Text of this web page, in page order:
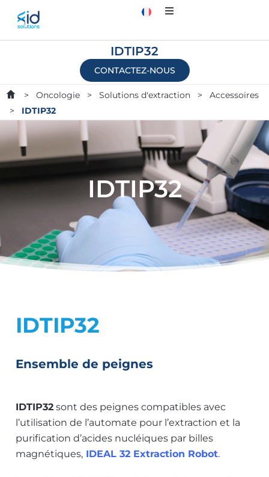
IDTIP32
CONTACTEZ-NOUS
> Oncologie > Solutions d'extraction >
Accessoires
>
IDTIP32
IDTIP32
IDTIP32
Ensemble de peignes
IDTIP32 sont des peignes compatibles avec
l’utilisation de l’automate pour l’extraction et la
purification d’acides nucléiques par billes
magnétiques, IDEAL 32 Extraction Robot.